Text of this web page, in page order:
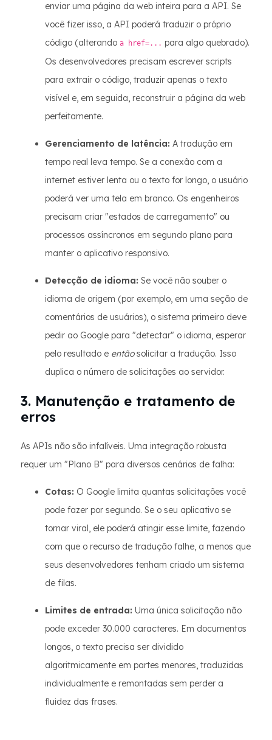
enviar uma página da web inteira para a API. Se
você fizer isso, a API poderá traduzir o próprio
código (alterando a href=... para algo quebrado).
Os desenvolvedores precisam escrever scripts
para extrair o código, traduzir apenas o texto
visível e, em seguida, reconstruir a página da web
perfeitamente.
Gerenciamento de latência: A tradução em
tempo real leva tempo. Se a conexão com a
internet estiver lenta ou o texto for longo, o usuário
poderá ver uma tela em branco. Os engenheiros
precisam criar "estados de carregamento" ou
processos assíncronos em segundo plano para
manter o aplicativo responsivo.
Detecção de idioma: Se você não souber o
idioma de origem (por exemplo, em uma seção de
comentários de usuários), o sistema primeiro deve
pedir ao Google para "detectar" o idioma, esperar
pelo resultado e entãosolicitar a tradução. Isso
duplica o número de solicitações ao servidor.
3. Manutenção e tratamento de
erros
As APIs não são infalíveis. Uma integração robusta
requer um "Plano B" para diversos cenários de falha:
Cotas: O Google limita quantas solicitações você
pode fazer por segundo. Se o seu aplicativo se
tornar viral, ele poderá atingir esse limite, fazendo
com que o recurso de tradução falhe, a menos que
seus desenvolvedores tenham criado um sistema
de filas.
Limites de entrada: Uma única solicitação não
pode exceder 30.000 caracteres. Em documentos
longos, o texto precisa ser dividido
algoritmicamente em partes menores, traduzidas
individualmente e remontadas sem perder a
fluidez das frases.